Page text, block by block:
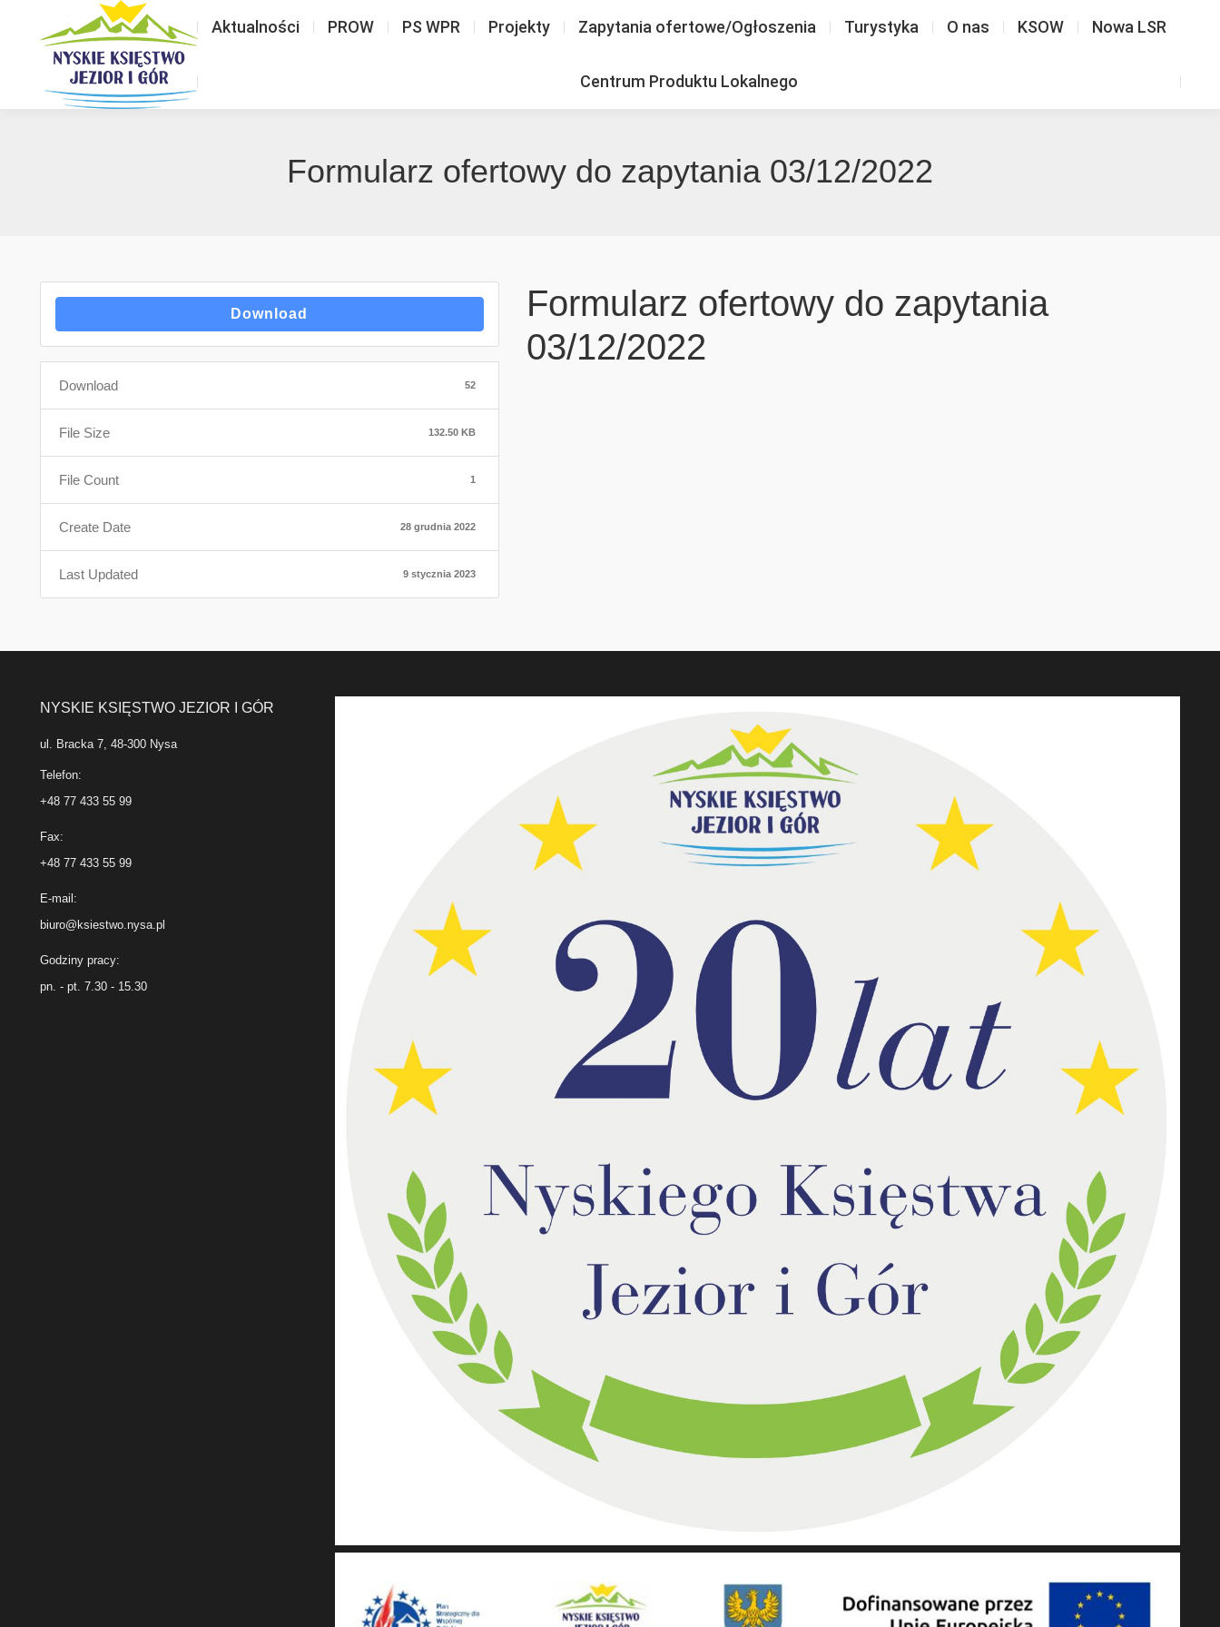
Aktualności PROW PS WPR Projekty Zapytania ofertowe/Ogłoszenia Turystyka O nas KSOW Nowa LSR
Centrum Produktu Lokalnego
Formularz ofertowy do zapytania 03/12/2022
Download
Download 52
File Size 132.50 KB
File Count 1
Create Date 28 grudnia 2022
Last Updated 9 stycznia 2023
Formularz ofertowy do zapytania
03/12/2022
NYSKIE KSIĘSTWO JEZIOR I GÓR
ul. Bracka 7, 48-300 Nysa
Telefon:
+48 77 433 55 99
Fax:
+48 77 433 55 99
E-mail:
biuro@ksiestwo.nysa.pl
Godziny pracy:
pn. - pt. 7.30 - 15.30